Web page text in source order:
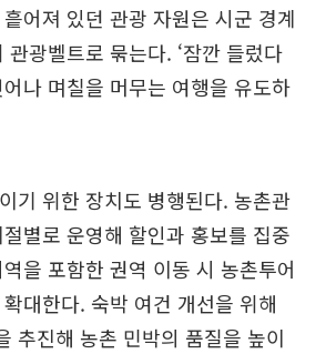
어져 있던 관광 자원은 시군 경계
관광벨트로 묶는다. ‘잠깐 들렀다
나 며칠을 머무는 여행을 유도하
기 위한 장치도 병행된다. 농촌관
별로 운영해 할인과 홍보를 집중
을 포함한 권역 이동 시 농촌투어
대한다. 숙박 여건 개선을 위해
추진해 농촌 민박의 품질을 높이